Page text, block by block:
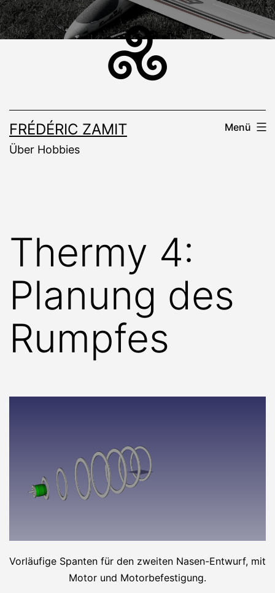
Zum
Inhalt
FRÉDÉRIC ZAMIT
Über Hobbies
Menü
Thermy 4:
Planung des
Rumpfes
Vorläufige Spanten für den zweiten Nasen-Entwurf, mit
Motor und Motorbefestigung.